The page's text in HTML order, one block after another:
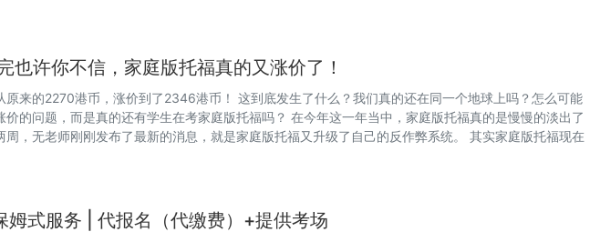
也许你不信，家庭版托福真的又涨价了！
原来的2270港币，涨价到了2346港币！ 这到底发生了什么？我们真的还在同一个地球上吗？怎么可能
价的问题，而是真的还有学生在考家庭版托福吗？ 在今年这一年当中，家庭版托福真的是慢慢的淡出了
周，无老师刚刚发布了最新的消息，就是家庭版托福又升级了自己的反作弊系统。 其实家庭版托福现在
姆式服务 | 代报名（代缴费）+提供考场